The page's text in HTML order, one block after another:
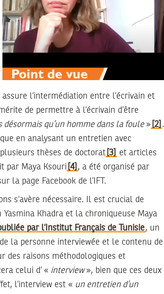
l’intermédiation entre l’écrivain et
de permettre à l’écrivain d’être
désormais qu’un homme dans la foule» [2] .
en analysant un entretien avec
thèses de doctorat [3]
et articles
par Maya Ksouri [4] , a été organisé par
la page Facebook de l’IFT.
s’avère nécessaire. Il est crucial de
Khadra et la chroniqueuse Maya
par l’Institut Français de Tunisie, un
la personne interviewée et le contenu de
des raisons méthodologiques et
celui d’ « interview», bien que ces deux
l’interview est « un entretien d’un